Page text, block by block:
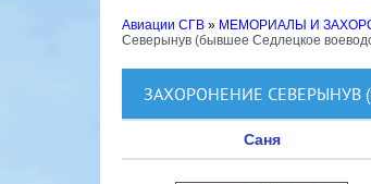
Авиации СГВ » МЕМОРИАЛЫ И
Северынув (бывшее Седлецкое
ЗАХОРОНЕНИЕ СЕВЕРЫНУВ
Саня